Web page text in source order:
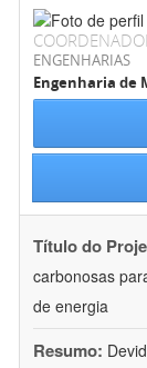
ENGENHARIAS
Engenharia de
Título do
carbonosas
de energia
Resumo: